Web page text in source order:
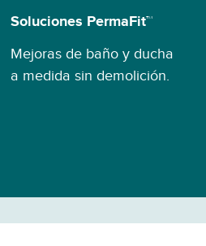
Soluciones PermaFit™
Mejoras de baño y ducha
a medida sin demolición.